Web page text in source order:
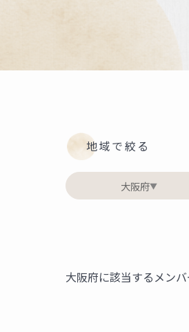
地域で絞る
大阪府▼
大阪府に該当するメン